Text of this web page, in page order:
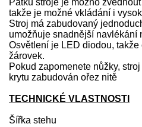
Patku stroje je možno
takže je možné vkládání i
Stroj má zabudovaný
umožňuje snadnější navlékání
Osvětlení je LED diodou,
žárovek.
Pokud zapomenete nůžky,
krytu zabudován ořez nitě
TECHNICKÉ VLASTNOSTI
Šířka stehu